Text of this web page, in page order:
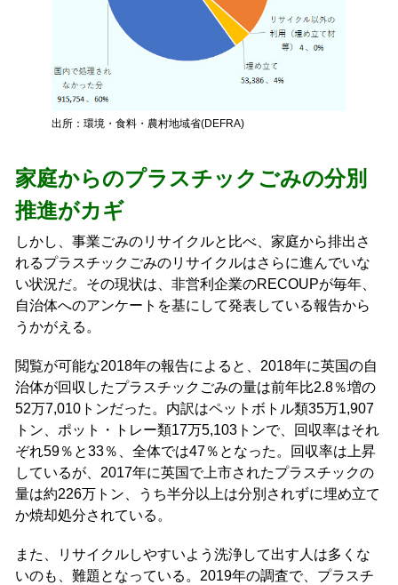
出所：環境・食料・農村地域省(DEFRA)
家庭からのプラスチックごみの分別
推進がカギ
しかし、事業ごみのリサイクルと比べ、家庭から排出さ
れるプラスチックごみのリサイクルはさらに進んでいな
い状況だ。その現状は、非営利企業のRECOUPが毎年、
自治体へのアンケートを基にして発表している報告から
うかがえる。
閲覧が可能な2018年の報告によると、2018年に英国の自
治体が回収したプラスチックごみの量は前年比2.8％増の
52万7,010トンだった。内訳はペットボトル類35万1,907
トン、ポット・トレー類17万5,103トンで、回収率はそれ
ぞれ59％と33％、全体では47％となった。回収率は上昇
しているが、2017年に英国で上市されたプラスチックの
量は約226万トン、うち半分以上は分別されずに埋め立て
か焼却処分されている。
また、リサイクルしやすいよう洗浄して出す人は多くな
いのも、難題となっている。2019年の調査で、プラスチ